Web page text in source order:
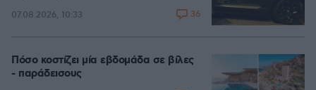
07.08.2026, 10:33 36
Πόσο κοστίζει μία εβδομάδα σε βίλες
- παράδεισους